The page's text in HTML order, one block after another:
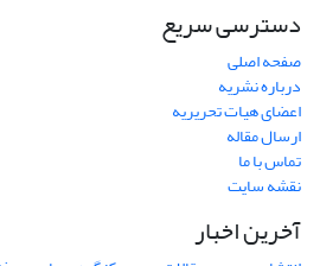
دسترسی سریع
صفحه اصلی
درباره نشریه
اعضای هیات تحریریه
ارسال مقاله
تماس با ما
نقشه سایت
آخرین اخبار